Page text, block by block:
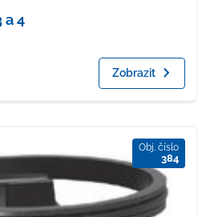
a 4
Zobrazit
Obj. číslo
384